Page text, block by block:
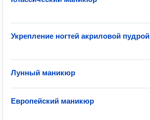
Укрепление ногтей акриловой пудрой
Лунный маникюр
Европейский маникюр